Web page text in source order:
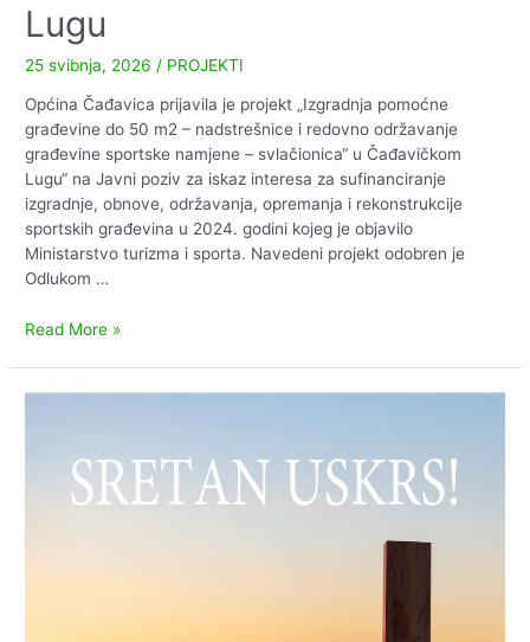
Lugu
25 svibnja, 2026 / PROJEKTI
Općina Čađavica prijavila je projekt „Izgradnja pomoćne
građevine do 50 m2 – nadstrešnice i redovno održavanje
građevine sportske namjene – svlačionica“ u Čađavičkom
Lugu“ na Javni poziv za iskaz interesa za sufinanciranje
izgradnje, obnove, održavanja, opremanja i rekonstrukcije
sportskih građevina u 2024. godini kojeg je objavilo
Ministarstvo turizma i sporta. Navedeni projekt odobren je
Odlukom …
Završen
Read More »